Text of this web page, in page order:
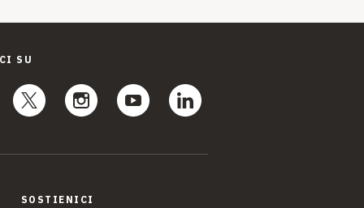
SU
SOSTIENICI